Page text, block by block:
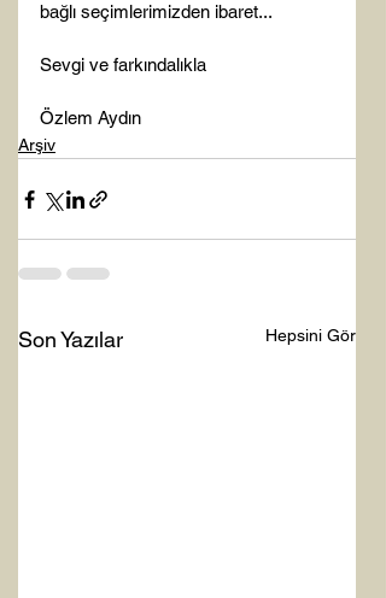
bağlı seçimlerimizden ibaret...
Sevgi ve farkındalıkla
Özlem Aydın
Arşiv
Son Yazılar Hepsini Gör